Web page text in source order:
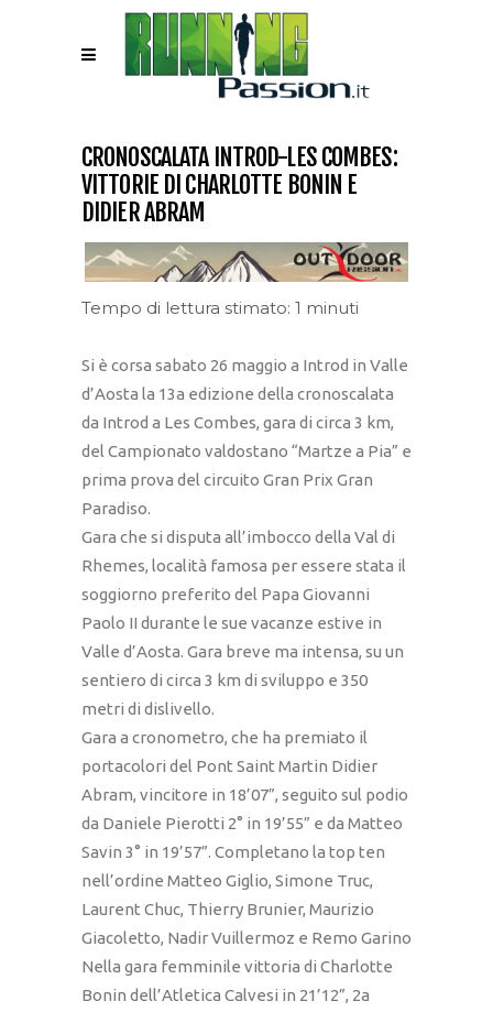
CRONOSCALATA INTROD-LES COMBES:
VITTORIE DI CHARLOTTE BONIN E
DIDIER ABRAM
Tempo di lettura stimato: 1 minuti
Si è corsa sabato 26 maggio a Introd in Valle
d’Aosta la 13a edizione della cronoscalata
da Introd a Les Combes, gara di circa 3 km,
del Campionato valdostano “Martze a Pia” e
prima prova del circuito Gran Prix Gran
Paradiso.
Gara che si disputa all’imbocco della Val di
Rhemes, località famosa per essere stata il
soggiorno preferito del Papa Giovanni
Paolo II durante le sue vacanze estive in
Valle d’Aosta. Gara breve ma intensa, su un
sentiero di circa 3 km di sviluppo e 350
metri di dislivello.
Gara a cronometro, che ha premiato il
portacolori del Pont Saint Martin Didier
Abram, vincitore in 18’07”, seguito sul podio
da Daniele Pierotti 2° in 19’55” e da Matteo
Savin 3° in 19’57”. Completano la top ten
nell’ordine Matteo Giglio, Simone Truc,
Laurent Chuc, Thierry Brunier, Maurizio
Giacoletto, Nadir Vuillermoz e Remo Garino
Nella gara femminile vittoria di Charlotte
Bonin dell’Atletica Calvesi in 21’12”, 2a